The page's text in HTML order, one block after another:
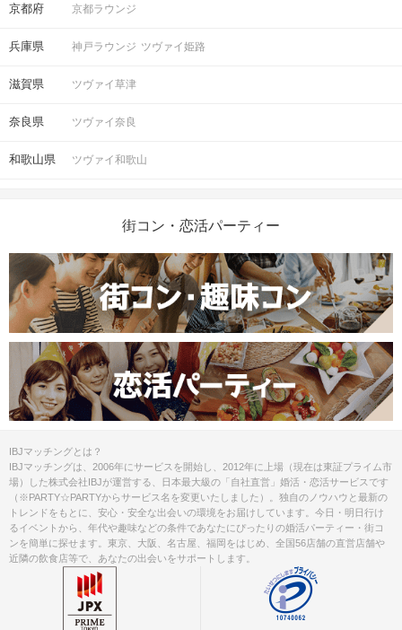
京都府 京都ラウンジ
兵庫県 神戸ラウンジ ツヴァイ姫路
滋賀県 ツヴァイ草津
奈良県 ツヴァイ奈良
和歌山県 ツヴァイ和歌山
街コン・恋活パーティー
IBJマッチングとは？
IBJマッチングは、2006年にサービスを開始し、2012年に上場（現在は東証プライム市
場）した株式会社IBJが運営する、日本最大級の「自社直営」婚活・恋活サービスです
（※PARTY☆PARTYからサービス名を変更いたしました）。独自のノウハウと最新の
トレンドをもとに、安心・安全な出会いの環境をお届けしています。今日・明日行け
るイベントから、年代や趣味などの条件であなたにぴったりの婚活パーティー・街コ
ンを簡単に探せます。東京、大阪、名古屋、福岡をはじめ、全国56店舗の直営店舗や
近隣の飲食店等で、あなたの出会いをサポートします。